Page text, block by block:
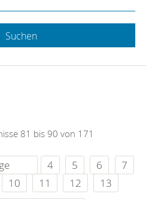
Suchen
81 bis 90 von 171
4 5 6
7
10 11 12
13